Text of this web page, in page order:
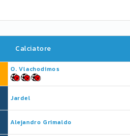
Calciatore
O. Vlachodimos
Jardel
Alejandro Grimaldo